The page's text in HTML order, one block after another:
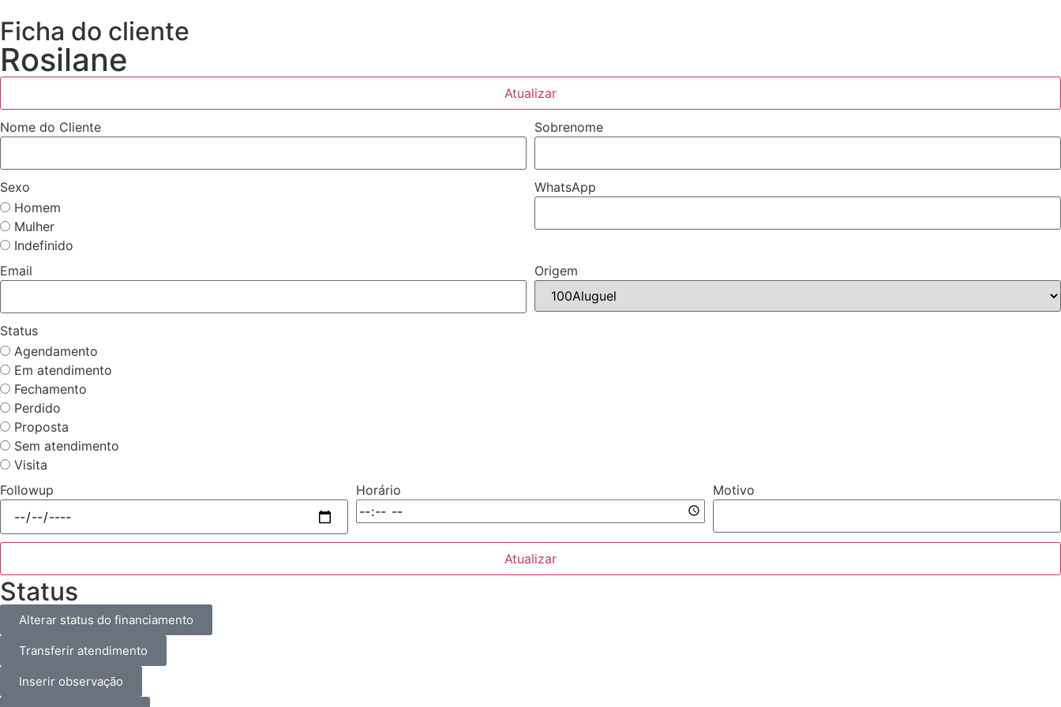
Ficha do cliente
Rosilane
Atualizar
Nome do Cliente Sobrenome
Sexo
Homem
Mulher
Indefinido
WhatsApp
Email Origem
Status
Agendamento
Em atendimento
Fechamento
Perdido
Proposta
Sem atendimento
Visita
Followup
Horário Motivo
Atualizar
Status
Alterar status do financiamento
Transferir atendimento
Inserir observação